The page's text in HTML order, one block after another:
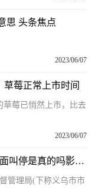
思 头条焦点
2023/06/07
草莓正常上市时间
草莓已悄然上市，比去
2023/06/07
浙江义乌回应下架槟榔怎么说？槟榔全面叫停是真的吗影响有多大？
管理局(下称义乌市市